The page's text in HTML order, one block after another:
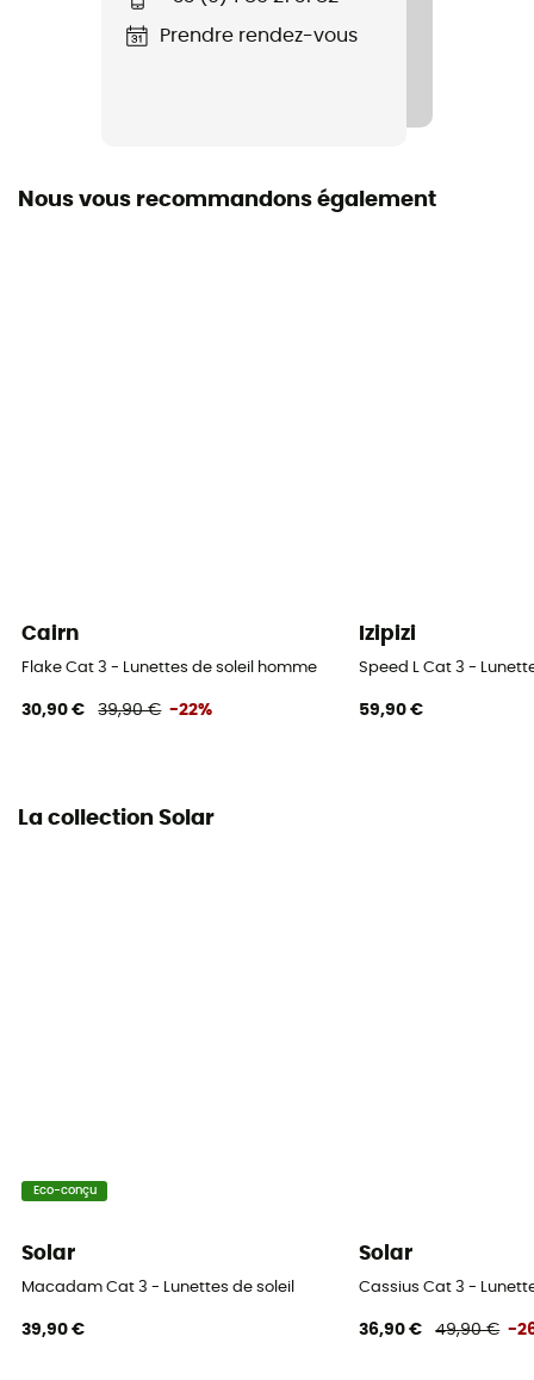
Prendre rendez-vous
Nous vous recommandons également
Cairn
Flake Cat 3 - Lunettes de soleil homme
30,90 € 39,90 € -22%
Izipizi
Speed L Cat 3 -
59,90 €
La collection Solar
Eco-conçu
Solar
Macadam Cat 3 - Lunettes de soleil
39,90 €
Solar
Cassius Cat 3 -
36,90 € 49,90 € -